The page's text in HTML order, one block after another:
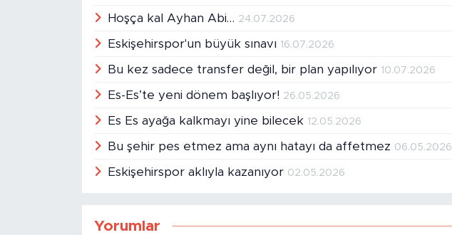
Hoşça kal Ayhan Abi… 24.07.2026
Eskişehirspor'un büyük sınavı 16.07.2026
Bu kez sadece transfer değil, bir plan yapılıyor 10.07.2026
Es-Es’te yeni dönem başlıyor! 26.05.2026
Es Es ayağa kalkmayı yine bilecek 12.05.2026
Bu şehir pes etmez ama aynı hatayı da affetmez 06.05.2026
Eskişehirspor aklıyla kazanıyor 02.05.2026
Yorumlar